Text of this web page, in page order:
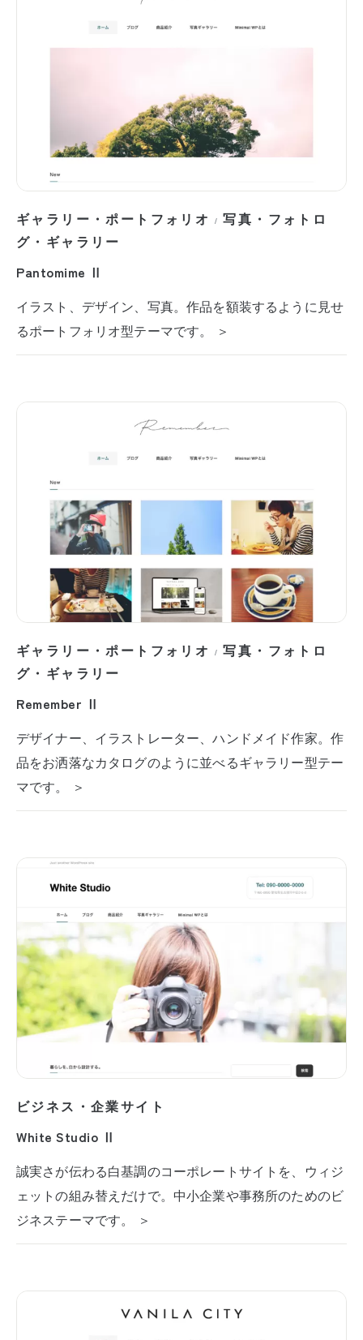
ギャラリー・ポートフォリオ /写真・フォトロ
グ・ギャラリー
Pantomime Ⅱ
イラスト、デザイン、写真。作品を額装するように見せ
るポートフォリオ型テーマです。 ＞
ギャラリー・ポートフォリオ /写真・フォトロ
グ・ギャラリー
Remember Ⅱ
デザイナー、イラストレーター、ハンドメイド作家。作
品をお洒落なカタログのように並べるギャラリー型テー
マです。 ＞
ビジネス・企業サイト
White Studio Ⅱ
誠実さが伝わる白基調のコーポレートサイトを、ウィジ
ェットの組み替えだけで。中小企業や事務所のためのビ
ジネステーマです。 ＞